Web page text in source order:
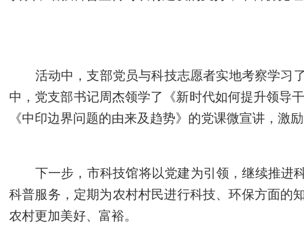
活动中，支部党员与科技志愿者实地考察学习
中，党支部书记周杰领学了《新时代如何提升领导干
《中印边界问题的由来及趋势》 的党课微宣讲，激
下一步，市科技馆将以党建为引领，继续推进
科普服务，定期为农村村民进行科技、环保方面的
农村更加美好、富裕。